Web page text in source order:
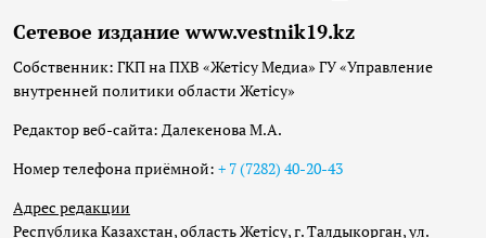
Сетевое издание www.vestnik19.kz
Собственник: ГКП на ПХВ «Жетісу Медиа» ГУ «Управление
внутренней политики области Жетісу»
Редактор веб-сайта: Далекенова М.А.
Номер телефона приёмной: + 7 (7282) 40-20-43
Адрес редакции
Республика Казахстан, область Жетісу, г. Талдыкорган, ул.